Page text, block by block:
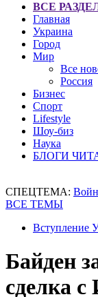
ВСЕ
Главная
Украина
Город
Мир
Все
Россия
Бизнес
Спорт
Lifestyle
Шоу-биз
Наука
БЛОГИ
СПЕЦТЕМА:
ВСЕ ТЕМЫ
Вступление
Байден
сделка